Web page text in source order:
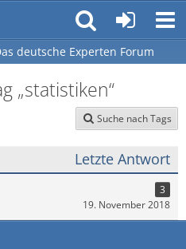
deutsche Experten Forum
„statistiken“
Suche nach Tags
Letzte Antwort
3
19. November 2018